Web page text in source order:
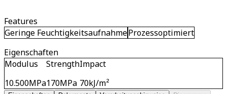
Features
Geringe FeuchtigkeitsaufnahmeProzessoptimiert
Eigenschaften
Modulus
10.500MPa
Strength
170MPa
Impact
70kJ/m²